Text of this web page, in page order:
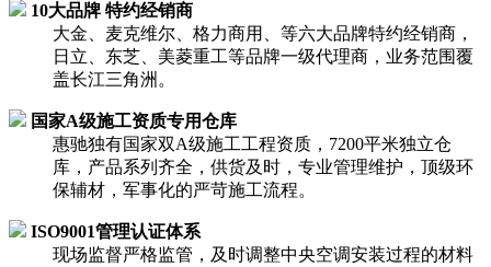
10大品牌 特约经销商
大金、麦克维尔、格力商用、等六大品牌特约经销商，
日立、东芝、美菱重工等品牌一级代理商，业务范围覆
盖长江三角洲。
国家A级施工资质专用仓库
惠驰独有国家双A级施工工程资质，7200平米独立仓
库，产品系列齐全，供货及时，专业管理维护，顶级环
保辅材，军事化的严苛施工流程。
ISO9001管理认证体系
现场监督严格监管，及时调整中央空调安装过程的材料